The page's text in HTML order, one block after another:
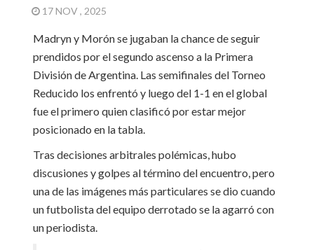
17 NOV , 2025
Madryn y Morón se jugaban la chance de seguir
prendidos por el segundo ascenso a la Primera
División de Argentina. Las semifinales del Torneo
Reducido los enfrentó y luego del 1-1 en el global
fue el primero quien clasificó por estar mejor
posicionado en la tabla.
Tras decisiones arbitrales polémicas, hubo
discusiones y golpes al término del encuentro, pero
una de las imágenes más particulares se dio cuando
un futbolista del equipo derrotado se la agarró con
un periodista.